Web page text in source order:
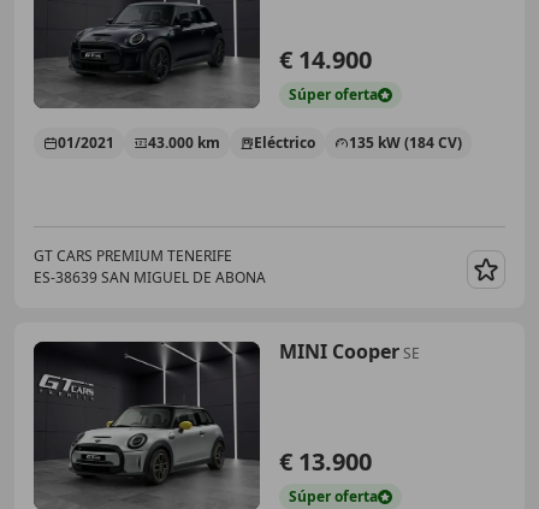
€ 14.900
Súperoferta
01/2021 43.000 km Eléctrico 135 kW (184 CV)
GT CARS PREMIUM TENERIFE
ES-38639 SAN MIGUEL DE ABONA
MINI CooperSE
€ 13.900
Súperoferta